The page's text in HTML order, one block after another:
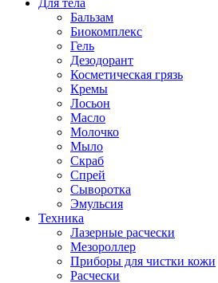
Для тела
Бальзам
Биокомплекс
Гель
Дезодорант
Косметическая грязь
Кремы
Лосьон
Масло
Молочко
Мыло
Скраб
Спрей
Сыворотка
Эмульсия
Техника
Лазерные расчески
Мезороллер
Приборы для чистки кожи
Расчески